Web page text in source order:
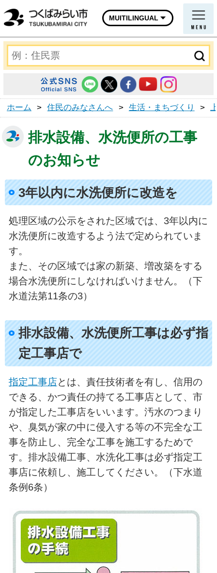
MUITILINGUAL
ホーム > 住民のみなさんへ > 生活・まちづくり >
排水設備、水洗便所の工事
のお知らせ
3年以内に水洗便所に改造を
処理区域の公示をされた区域では、3年以内に
水洗便所に改造するよう法で定められていま
す。
また、その区域では家の新築、増改築をする
場合水洗便所にしなければいけません。（下
水道法第11条の3）
排水設備、水洗便所工事は必ず指
定工事店で
指定工事店とは、責任技術者を有し、信用の
できる、かつ責任の持てる工事店として、市
が指定した工事店をいいます。汚水のつまり
や、臭気が家の中に侵入する等の不完全な工
事を防止し、完全な工事を施工するためで
す。排水設備工事、水洗化工事は必ず指定工
事店に依頼し、施工してください。（下水道
条例6条）